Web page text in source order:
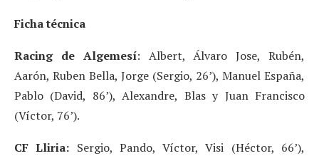
Ficha técnica
Racing de Algemesí: Albert, Álvaro Jose, Rubén,
Aarón, Ruben Bella, Jorge (Sergio, 26’), Manuel España,
Pablo (David, 86’), Alexandre, Blas y Juan Francisco
(Víctor, 76’).
CF Lliria: Sergio, Pando, Víctor, Visi (Héctor, 66’),